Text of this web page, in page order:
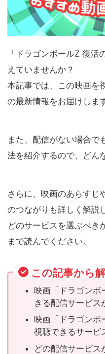
「ドラゴンボールZ 復
えていませんか？
本記事では、この映画を
の最新情報をお届けしま
また、配信がない場合で
法を紹介するので、どん
さらに、映画のあらすじ
のつながりも詳しく解説
どのサービスを選ぶべき
まで読んでください。
この記事から
映画「ドラゴンボ
きる配信サービス
映画「ドラゴンボ
視聴できるサービ
どの配信サービス